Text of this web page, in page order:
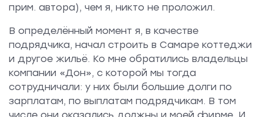
прим. автора), чем я, никто не проложил.
В определённый момент я, в качестве
подрядчика, начал строить в Самаре коттеджи
и другое жильё. Ко мне обратились владельцы
компании «Дон», с которой мы тогда
сотрудничали: у них были большие долги по
зарплатам, по выплатам подрядчикам. В том